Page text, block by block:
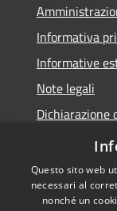
Informativa
Informative
Note legali
Dichiarazione
Obbiettivi di
Questo sito web
necessari al
nonché un